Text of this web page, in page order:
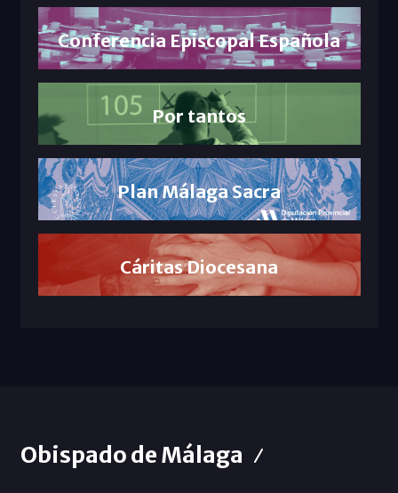
Conferencia Episcopal Española
Por tantos
Plan Málaga Sacra
Cáritas Diocesana
Obispado de Málaga